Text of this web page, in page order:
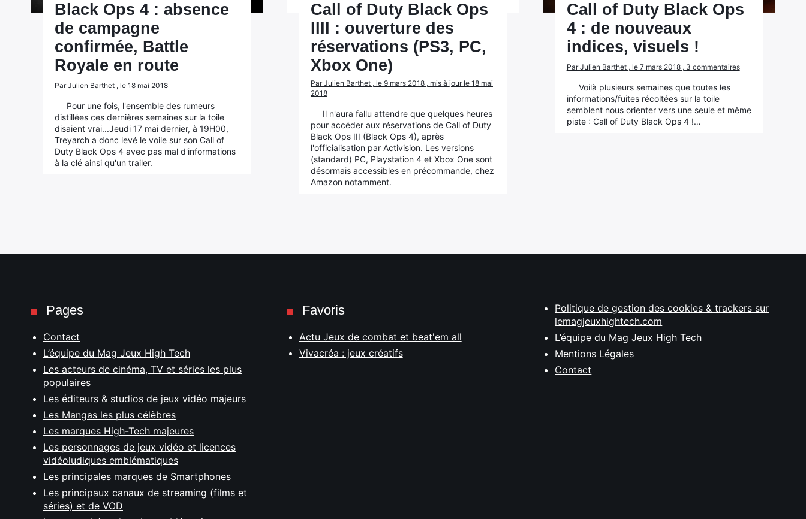
Black Ops 4 : absence
de campagne
confirmée, Battle
Royale en route
Par Julien Barthet , le 18 mai 2018
Pour une fois, l'ensemble des rumeurs
distillées ces dernières semaines sur la toile
disaient vrai...Jeudi 17 mai dernier, à 19H00,
Treyarch a donc levé le voile sur son Call of
Duty Black Ops 4 avec pas mal d'informations
à la clé ainsi qu'un trailer.
Call of Duty Black Ops
IIII : ouverture des
réservations (PS3, PC,
Xbox One)
Par Julien Barthet , le 9 mars 2018 , mis à jour le 18 mai
2018
Il n'aura fallu attendre que quelques heures
pour accéder aux réservations de Call of Duty
Black Ops III (Black Ops 4), après
l'officialisation par Activision. Les versions
(standard) PC, Playstation 4 et Xbox One sont
désormais accessibles en précommande, chez
Amazon notamment.
Call of Duty Black Ops
4 : de nouveaux
indices, visuels !
Par Julien Barthet , le 7 mars 2018 , 3 commentaires
Voilà plusieurs semaines que toutes les
informations/fuites récoltées sur la toile
semblent nous orienter vers une seule et même
piste : Call of Duty Black Ops 4 !…
Pages
Contact
L’équipe du Mag Jeux High Tech
Les acteurs de cinéma, TV et séries les plus
populaires
Les éditeurs & studios de jeux vidéo majeurs
Les Mangas les plus célèbres
Les marques High-Tech majeures
Les personnages de jeux vidéo et licences
vidéoludiques emblématiques
Les principales marques de Smartphones
Les principaux canaux de streaming (films et
séries) et de VOD
Favoris
Actu Jeux de combat et beat'em all
Vivacréa : jeux créatifs
Politique de gestion des cookies & trackers sur
lemagjeuxhightech.com
L’équipe du Mag Jeux High Tech
Mentions Légales
Contact